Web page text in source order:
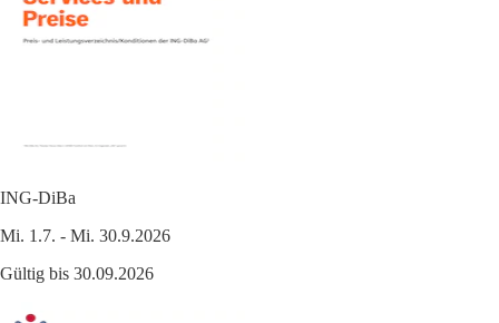
ING-DiBa
Mi. 1.7. - Mi. 30.9.2026
Gültig bis 30.09.2026